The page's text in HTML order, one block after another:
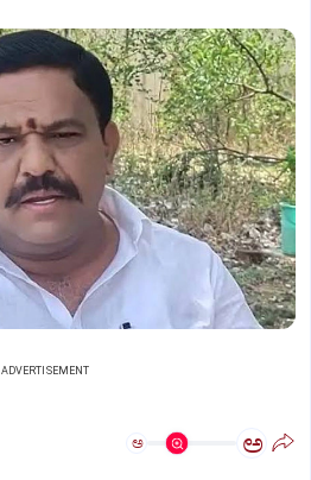
ADVERTISEMENT
ಅ ಅ